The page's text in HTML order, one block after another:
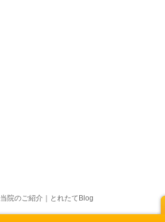
当院のご紹介 とれたてBlog